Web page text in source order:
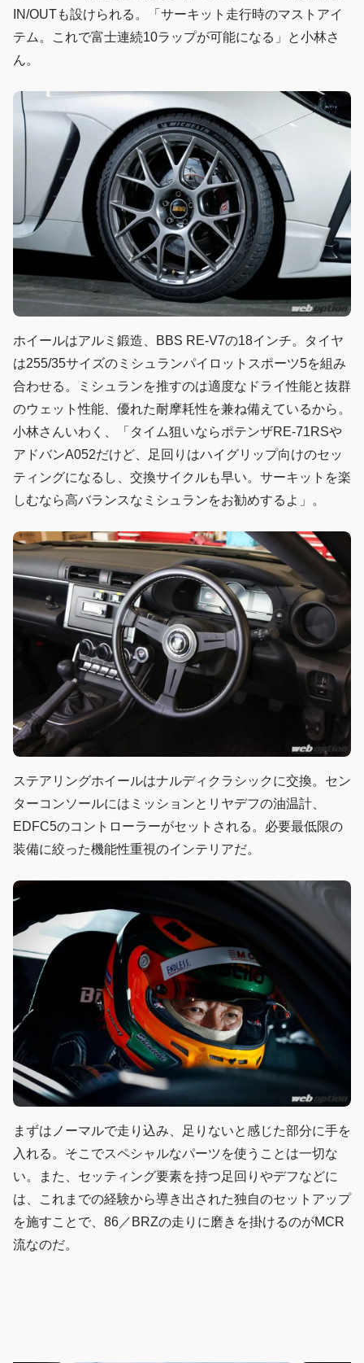
IN/OUTも設けられる。「サーキット走行時のマストアイ
テム。これで富士連続10ラップが可能になる」と小林さ
ん。
ホイールはアルミ鍛造、BBS RE-V7の18インチ。タイヤ
は255/35サイズのミシュランパイロットスポーツ5を組み
合わせる。ミシュランを推すのは適度なドライ性能と抜群
のウェット性能、優れた耐摩耗性を兼ね備えているから。
小林さんいわく、「タイム狙いならポテンザRE-71RSや
アドバンA052だけど、足回りはハイグリップ向けのセッ
ティングになるし、交換サイクルも早い。サーキットを楽
しむなら高バランスなミシュランをお勧めするよ」。
ステアリングホイールはナルディクラシックに交換。セン
ターコンソールにはミッションとリヤデフの油温計、
EDFC5のコントローラーがセットされる。必要最低限の
装備に絞った機能性重視のインテリアだ。
まずはノーマルで走り込み、足りないと感じた部分に手を
入れる。そこでスペシャルなパーツを使うことは一切な
い。また、セッティング要素を持つ足回りやデフなどに
は、これまでの経験から導き出された独自のセットアップ
を施すことで、86／BRZの走りに磨きを掛けるのがMCR
流なのだ。